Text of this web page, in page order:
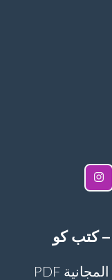
موقع كتب كو لـ تحميل الكتب المجانية PDF